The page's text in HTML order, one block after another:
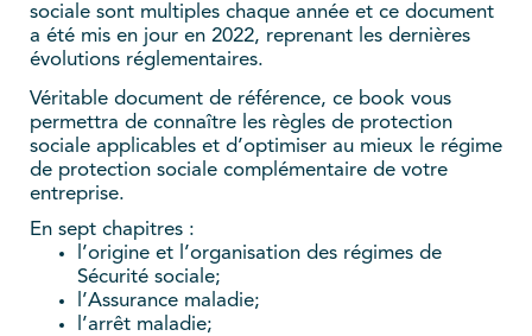
sociale sont multiples chaque année et ce document
a été mis en jour en 2022, reprenant les dernières
évolutions réglementaires.
Véritable document de référence, ce book vous
permettra de connaître les règles de protection
sociale applicables et d’optimiser au mieux le régime
de protection sociale complémentaire de votre
entreprise.
En sept chapitres :
l’origine et l’organisation des régimes de
Sécurité sociale;
l’Assurance maladie;
l’arrêt maladie;